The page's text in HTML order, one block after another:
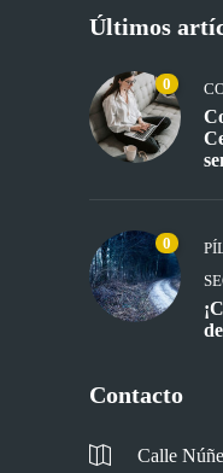
Últimos
0
0
Contacto
Calle